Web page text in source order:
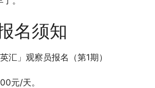
名须知
汇」观察员报名（第1期）
元/天。